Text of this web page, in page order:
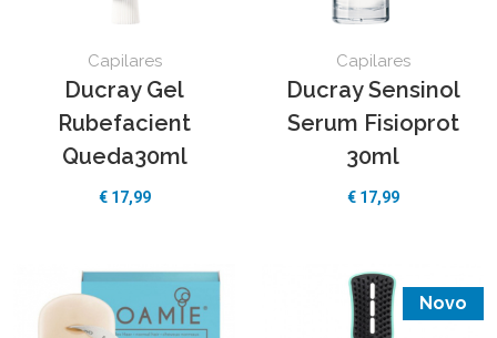
Capilares
Ducray Gel
Rubefacient
Queda30ml
€ 17,99
Capilares
Ducray Sensinol
Serum Fisioprot
30ml
€ 17,99
Novo